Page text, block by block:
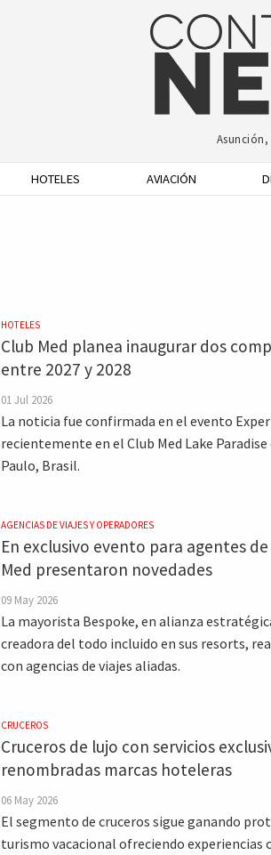
Asunción,
HOTELES AVIACIÓN
HOTELES
Club Med planea inaugurar dos
entre 2027 y 2028
01 Jul 2026
La noticia fue confirmada en el evento
recientemente en el Club Med Lake Paradise
Paulo, Brasil.
AGENCIAS DE VIAJES Y OPERADORES
En exclusivo evento para agentes
Med presentaron novedades
09 May 2026
La mayorista Bespoke, en alianza
creadora del todo incluido en sus resorts,
con agencias de viajes aliadas.
CRUCEROS
Cruceros de lujo con servicios
renombradas marcas hoteleras
06 May 2026
El segmento de cruceros sigue ganando
turismo vacacional ofreciendo experiencias